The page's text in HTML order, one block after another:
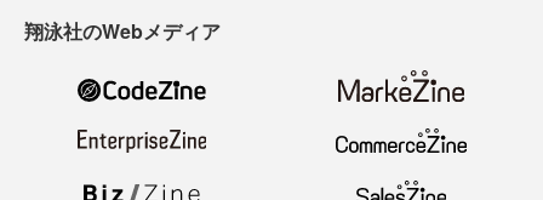
翔泳社のWebメディア